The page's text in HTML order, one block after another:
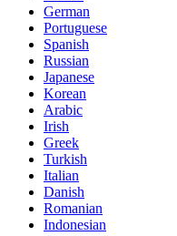
German
Portuguese
Spanish
Russian
Japanese
Korean
Arabic
Irish
Greek
Turkish
Italian
Danish
Romanian
Indonesian